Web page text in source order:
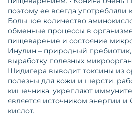
поэтому ее всегда употребляли
Большое количество
обменные процессы в
пищеварение и состояние
Инулин – природный
выработку полезных
Шидигера выводит токсины из
полезны для кожи и шерсти,
кишечника, укрепляют
является источником энергии
кислот.